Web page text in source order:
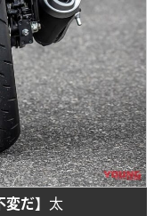
だ】 太